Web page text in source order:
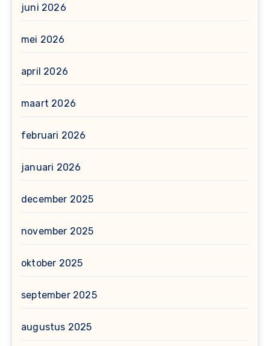
juni 2026
mei 2026
april 2026
maart 2026
februari 2026
januari 2026
december 2025
november 2025
oktober 2025
september 2025
augustus 2025